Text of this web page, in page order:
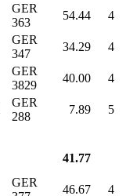
GER
363
54.44 4
GER
347
34.29 4
GER
3829
40.00
4
GER
288
7.89 5
41.77
GER
46.67 4